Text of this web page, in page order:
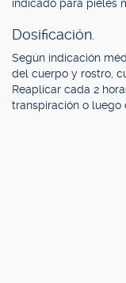
indicado para pieles
Dosificación.
Según indicación
del cuerpo y rostro,
Reaplicar cada 2
transpiración o luego